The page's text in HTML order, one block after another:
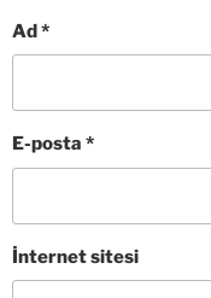
Ad*
E-posta *
İnternet sitesi